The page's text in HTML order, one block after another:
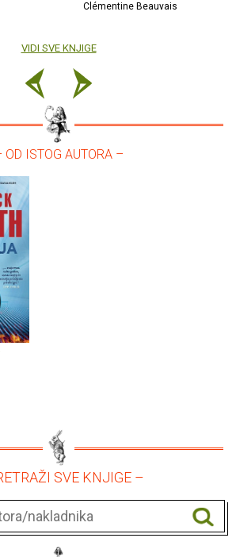
Clémentine Beauvais
VIDI SVE KNJIGE
OD ISTOG AUTORA –
SVE KNJIGE –